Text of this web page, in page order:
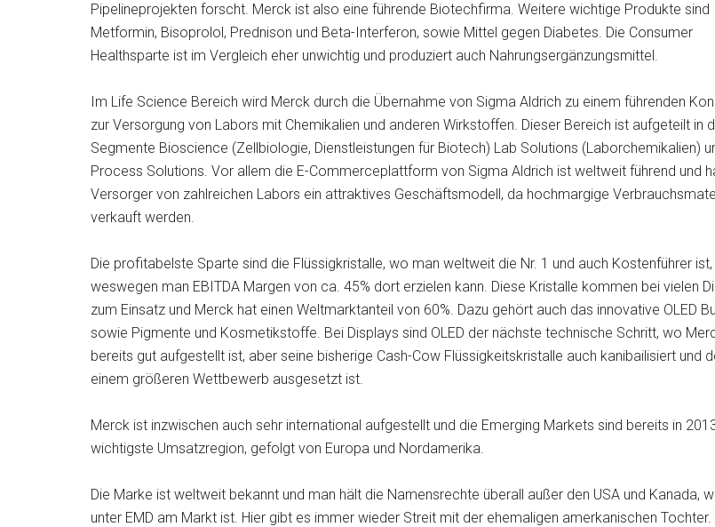
Pipelineprojekten forscht. Merck ist also eine führende Biotechfirma. Weitere wichtige Produkte sind
Metformin, Bisoprolol, Prednison und Beta-Interferon, sowie Mittel gegen Diabetes. Die Consumer
Healthsparte ist im Vergleich eher unwichtig und produziert auch Nahrungsergänzungsmittel.
Im Life Science Bereich wird Merck durch die Übernahme von Sigma Aldrich zu einem führenden
zur Versorgung von Labors mit Chemikalien und anderen Wirkstoffen. Dieser Bereich ist aufgeteilt in
Segmente Bioscience (Zellbiologie, Dienstleistungen für Biotech) Lab Solutions (Laborchemikalien)
Process Solutions. Vor allem die E-Commerceplattform von Sigma Aldrich ist weltweit führend und
Versorger von zahlreichen Labors ein attraktives Geschäftsmodell, da hochmargige
verkauft werden.
Die profitabelste Sparte sind die Flüssigkristalle, wo man weltweit die Nr. 1 und auch Kostenführer ist,
weswegen man EBITDA Margen von ca. 45% dort erzielen kann. Diese Kristalle kommen bei vielen
zum Einsatz und Merck hat einen Weltmarktanteil von 60%. Dazu gehört auch das innovative OLED
sowie Pigmente und Kosmetikstoffe. Bei Displays sind OLED der nächste technische Schritt, wo
bereits gut aufgestellt ist, aber seine bisherige Cash-Cow Flüssigkeitskristalle auch kanibailisiert und
einem größeren Wettbewerb ausgesetzt ist.
Merck ist inzwischen auch sehr international aufgestellt und die Emerging Markets sind bereits in
wichtigste Umsatzregion, gefolgt von Europa und Nordamerika.
Die Marke ist weltweit bekannt und man hält die Namensrechte überall außer den USA und Kanada,
unter EMD am Markt ist. Hier gibt es immer wieder Streit mit der ehemaligen amerkanischen Tochter.